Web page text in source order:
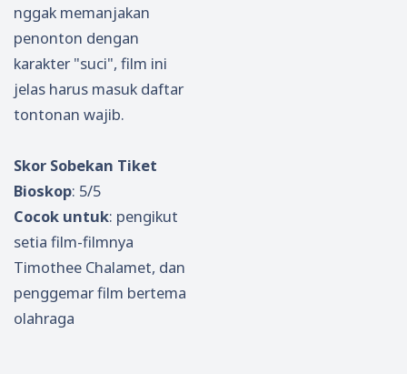
nggak memanjakan
penonton dengan
karakter "suci", film ini
jelas harus masuk daftar
tontonan wajib.
Skor Sobekan Tiket
Bioskop: 5/5
Cocok untuk: pengikut
setia film-filmnya
Timothee Chalamet, dan
penggemar film bertema
olahraga